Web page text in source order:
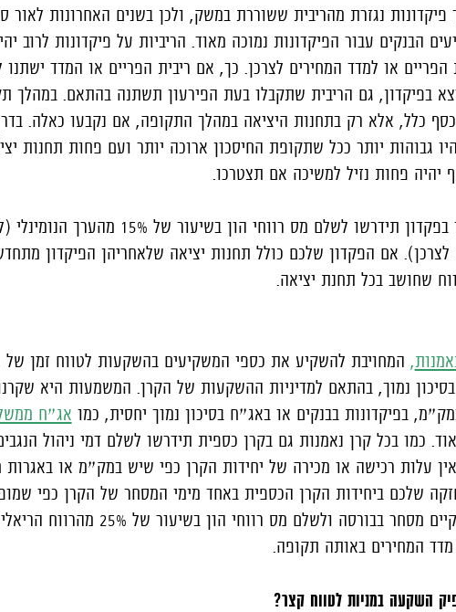
פיקדונות נגזרת מהריבית ששוררת במשק, ולכן בשנים האחרונות לאור
הבנקים עבור הפיקדונות נמוכה מאוד. הריביות על פיקדונות לרוב
הפריים או למדד המחירים לצרכן. כך, אם ריבית הפריים או המדד ישתנו
בפיקדון, גם הריבית שתקבלו בעת הפירעון תשתנה בהתאם. במהלך
כלל, אלא רק בתחנות היציאה במהלך התקופה, אם נקבעו כאלה.
גבוהות יותר ככל שתקופת החיסכון ארוכה יותר ועם פחות תחנות
פחות נזיל למשיכה אם תצטרכו.
גם על הרווח שתצברו בפקדון תידרשו לשלם מס רווחי הון
לצרכן). אם הפקדון שלכם כולל תחנות יציאה שלאחריהן הפיקדון
שחושב בכל תחנת יציאה.
,
בסיכון נמוך, בהתאם למדיניות ההשקעות של הקרן. המשמעות היא
בפיקדונות בבנקים או באג״ח בסיכון נמוך יחסית, כמו אג״ח
כמו בכל קרן נאמנות גם בקרן כספית תידרשו לשלם דמי ניהול
עלות רכישה או מכירה של יחידות הקרן כפי שיש במק״מ או באגרות
שלכם ביחידות הקרן הכספית באחד מימי המסחר של הקרן כפי
הקרן ובימים בהם מתקיים מסחר בבורסה ולשלם מס רווחי הון
מדד המחירים באותה תקופה.
השקעה במניות לטווח קצר?